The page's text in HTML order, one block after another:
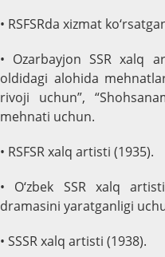
• RSFSRda xizmat
• Ozarbayjon SSR xalq
oldidagi alohida
rivoji uchun”,
mehnati uchun.
• RSFSR xalq artisti (1935).
• O‘zbek SSR xalq
dramasini yaratganligi
• SSSR xalq artisti (1938).